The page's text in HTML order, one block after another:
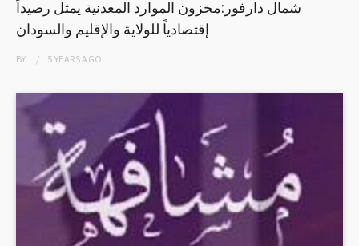
شمال دارفور:مخزون الموارد المعدنية يمثل رصيداً
إقتصادياً للولاية والإقليم والسودان
BY 5 YEARSAGO